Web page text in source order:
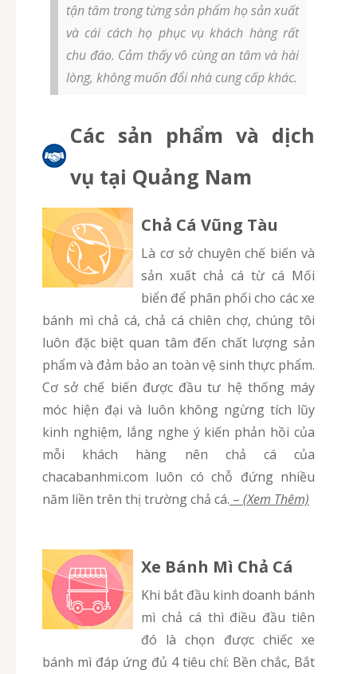
tận tâm trong từng sản phẩm họ sản xuất
và cái cách họ phục vụ khách hàng rất
chu đáo. Cảm thấy vô cùng an tâm và hài
lòng, không muốn đổi nhà cung cấp khác.
Các sản phẩm và dịch
vụ tại Quảng Nam
Chả Cá Vũng Tàu
Là cơ sở chuyên chế biến và
sản xuất chả cá từ cá Mối
biển để phân phối cho các xe
bánh mì chả cá, chả cá chiên chợ, chúng tôi
luôn đặc biệt quan tâm đến chất lượng sản
phẩm và đảm bảo an toàn vệ sinh thực phẩm.
Cơ sở chế biến được đầu tư hệ thống máy
móc hiện đại và luôn không ngừng tích lũy
kinh nghiệm, lắng nghe ý kiến phản hồi của
mỗi khách hàng nên chả cá của
chacabanhmi.com luôn có chỗ đứng nhiều
năm liền trên thị trường chả cá. – (Xem Thêm)
Xe Bánh Mì Chả Cá
Khi bắt đầu kinh doanh bánh
mì chả cá thì điều đầu tiên
đó là chọn được chiếc xe
bánh mì đáp ứng đủ 4 tiêu chí: Bền chắc, Bắt